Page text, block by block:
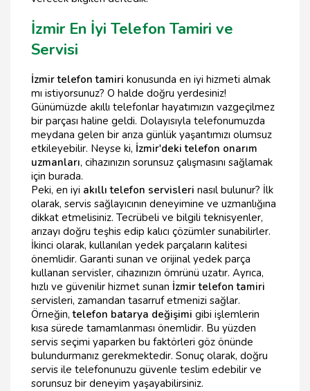
İzmir En İyi Telefon Tamiri ve
Servisi
İzmir telefon tamiri konusunda en iyi hizmeti almak
mı istiyorsunuz? O halde doğru yerdesiniz!
Günümüzde akıllı telefonlar hayatımızın vazgeçilmez
bir parçası haline geldi. Dolayısıyla telefonumuzda
meydana gelen bir arıza günlük yaşantımızı olumsuz
etkileyebilir. Neyse ki, İzmir'deki telefon onarım
uzmanları, cihazınızın sorunsuz çalışmasını sağlamak
için burada.
Peki, en iyi akıllı telefon servisleri nasıl bulunur? İlk
olarak, servis sağlayıcının deneyimine ve uzmanlığına
dikkat etmelisiniz. Tecrübeli ve bilgili teknisyenler,
arızayı doğru teşhis edip kalıcı çözümler sunabilirler.
İkinci olarak, kullanılan yedek parçaların kalitesi
önemlidir. Garanti sunan ve orijinal yedek parça
kullanan servisler, cihazınızın ömrünü uzatır. Ayrıca,
hızlı ve güvenilir hizmet sunan İzmir telefon tamiri
servisleri, zamandan tasarruf etmenizi sağlar.
Örneğin,telefon batarya değişimi gibi işlemlerin
kısa sürede tamamlanması önemlidir. Bu yüzden
servis seçimi yaparken bu faktörleri göz önünde
bulundurmanız gerekmektedir. Sonuç olarak, doğru
servis ile telefonunuzu güvenle teslim edebilir ve
sorunsuz bir deneyim yaşayabilirsiniz.